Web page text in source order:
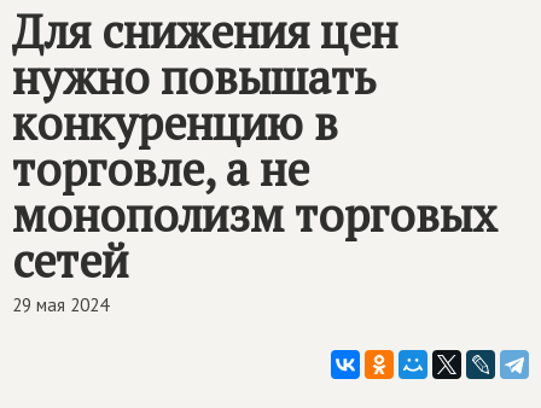
Для снижения цен
нужно повышать
конкуренцию в
торговле, а не
монополизм торговых
сетей
29 мая 2024